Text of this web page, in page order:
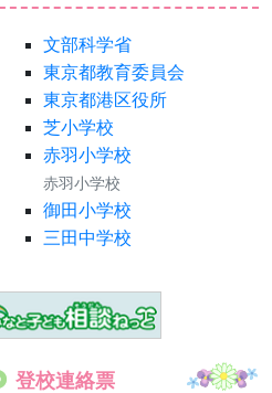
文部科学省
東京都教育委員会
東京都港区役所
芝小学校
赤羽小学校
赤羽小学校
御田小学校
三田中学校
登校連絡票